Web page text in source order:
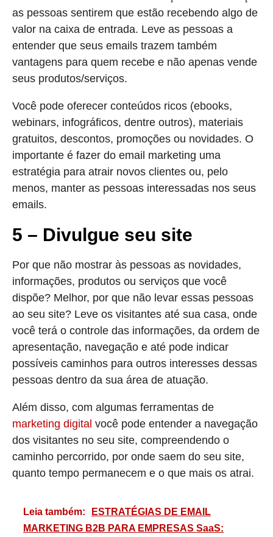
as pessoas sentirem que estão recebendo algo de
valor na caixa de entrada. Leve as pessoas a
entender que seus emails trazem também
vantagens para quem recebe e não apenas vende
seus produtos/serviços.
Você pode oferecer conteúdos ricos (ebooks,
webinars, infográficos, dentre outros), materiais
gratuitos, descontos, promoções ou novidades. O
importante é fazer do email marketing uma
estratégia para atrair novos clientes ou, pelo
menos, manter as pessoas interessadas nos seus
emails.
5 – Divulgue seu site
Por que não mostrar às pessoas as novidades,
informações, produtos ou serviços que você
dispõe? Melhor, por que não levar essas pessoas
ao seu site? Leve os visitantes até sua casa, onde
você terá o controle das informações, da ordem de
apresentação, navegação e até pode indicar
possíveis caminhos para outros interesses dessas
pessoas dentro da sua área de atuação.
Além disso, com algumas ferramentas de
marketing digital você pode entender a navegação
dos visitantes no seu site, compreendendo o
caminho percorrido, por onde saem do seu site,
quanto tempo permanecem e o que mais os atrai.
Leia também:
ESTRATÉGIAS DE EMAIL
MARKETING B2B PARA EMPRESAS SaaS: